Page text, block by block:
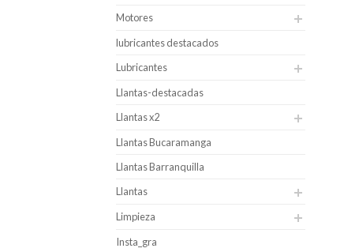
Motores
lubricantes destacados
Lubricantes
Llantas-destacadas
Llantas x2
Llantas Bucaramanga
Llantas Barranquilla
Llantas
Limpieza
Insta_gra